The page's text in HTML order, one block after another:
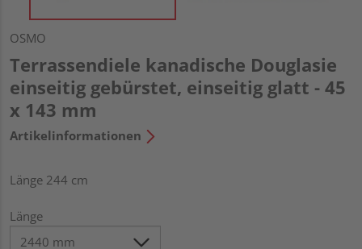
OSMO
Terrassendiele kanadische Douglasie
einseitig gebürstet, einseitig glatt - 45
x 143 mm
Artikelinformationen
Länge 244 cm
Länge